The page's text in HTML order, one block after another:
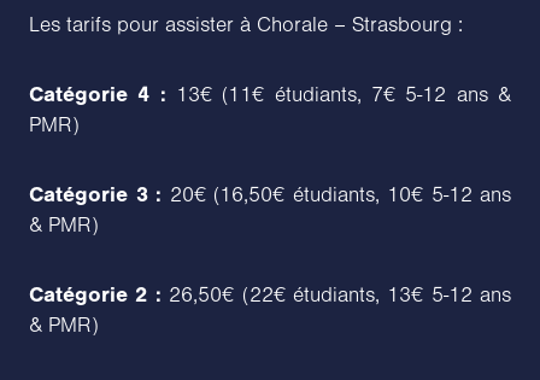
Les tarifs pour assister à Chorale – Strasbourg :
Catégorie 4 : 13€ (11€ étudiants, 7€ 5-12 ans &
PMR)
Catégorie 3 : 20€ (16,50€ étudiants, 10€ 5-12 ans
& PMR)
Catégorie 2 : 26,50€ (22€ étudiants, 13€ 5-12 ans
& PMR)